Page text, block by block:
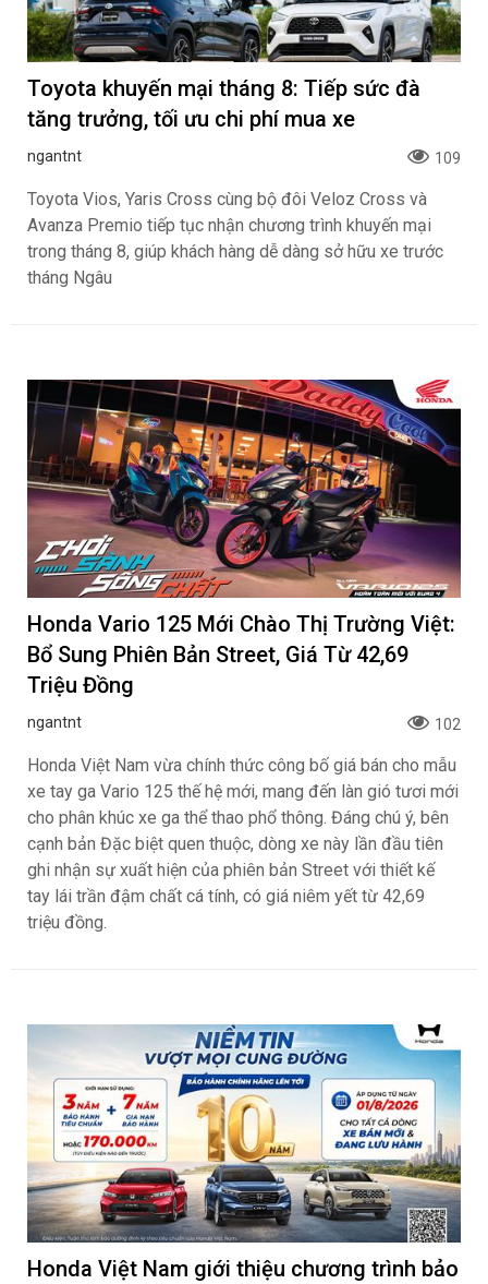
Toyota khuyến mại tháng 8: Tiếp sức đà
tăng trưởng, tối ưu chi phí mua xe
ngantnt 109
Toyota Vios, Yaris Cross cùng bộ đôi Veloz Cross và
Avanza Premio tiếp tục nhận chương trình khuyến mại
trong tháng 8, giúp khách hàng dễ dàng sở hữu xe trước
tháng Ngâu
Honda Vario 125 Mới Chào Thị Trường Việt:
Bổ Sung Phiên Bản Street, Giá Từ 42,69
Triệu Đồng
ngantnt 102
Honda Việt Nam vừa chính thức công bố giá bán cho mẫu
xe tay ga Vario 125 thế hệ mới, mang đến làn gió tươi mới
cho phân khúc xe ga thể thao phổ thông. Đáng chú ý, bên
cạnh bản Đặc biệt quen thuộc, dòng xe này lần đầu tiên
ghi nhận sự xuất hiện của phiên bản Street với thiết kế
tay lái trần đậm chất cá tính, có giá niêm yết từ 42,69
triệu đồng.
Honda Việt Nam giới thiệu chương trình bảo